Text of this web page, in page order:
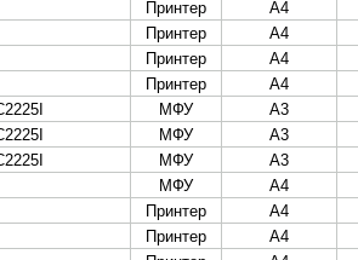
KYOCERA
Brother
Oce
Oce VarioPrint DP Line
и принтеры Canon
Canon
Canon
и принтеры HP
HP